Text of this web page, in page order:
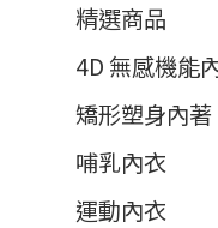
精選商品
4D 無感機能
矯形塑身內著
哺乳內衣
運動內衣